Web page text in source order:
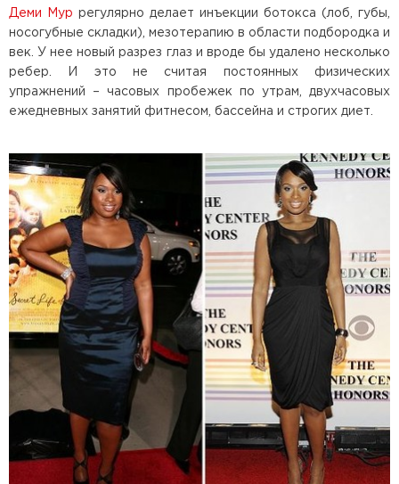
Деми Мур регулярно делает инъекции ботокса (лоб, губы,
носогубные складки), мезотерапию в области подбородка и
век. У нее новый разрез глаз и вроде бы удалено несколько
ребер. И это не считая постоянных физических
упражнений – часовых пробежек по утрам, двухчасовых
ежедневных занятий фитнесом, бассейна и строгих диет.